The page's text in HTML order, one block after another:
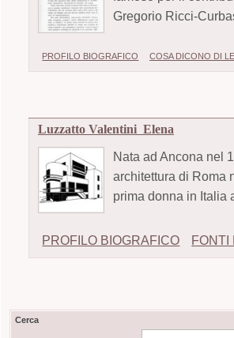
Gregorio Ricci-
PROFILO BIOGRAFICO COSA DICONO DI LEI
Luzzatto Valentini Elena
Nata ad Ancona nel
architettura di Roma
prima donna in Italia
PROFILO BIOGRAFICO FONTI
Cerca